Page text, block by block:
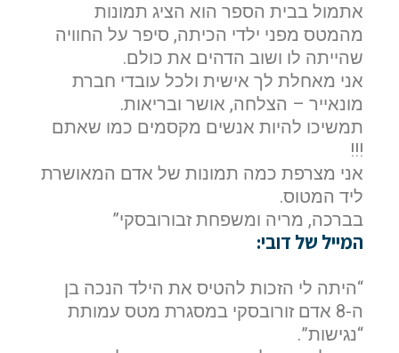
אתמול בבית הספר הוא הציג תמונות
מהמטס מפני ילדי הכיתה, סיפר על החוויה
שהייתה לו ושוב הדהים את כולם.
אני מאחלת לך אישית ולכל עובדי חברת
מונאייר – הצלחה, אושר ובריאות.
תמשיכו להיות אנשים מקסמים כמו שאתם
!!!
אני מצרפת כמה תמונות של אדם המאושרת
ליד המטוס.
בברכה, מריה ומשפחת זבורובסקי”
המייל של דובי:
“היתה לי הזכות להטיס את הילד הנכה בן
ה-8 אדם זורובסקי במסגרת מטס עמותת
“נגישות”.